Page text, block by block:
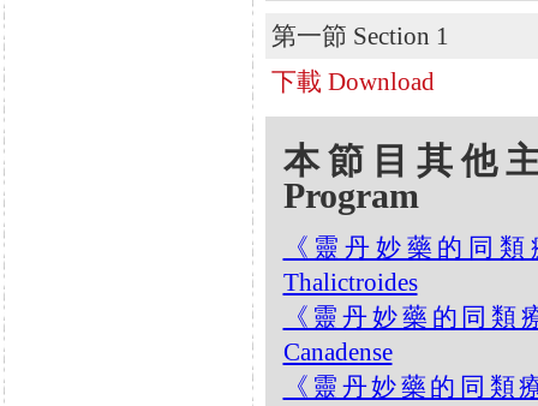
第一節 Section 1
下載 Download
本節目其他
Program
《靈丹妙藥的同類
Thalictroides
《靈丹妙藥的同類
Canadense
《靈丹妙藥的同類